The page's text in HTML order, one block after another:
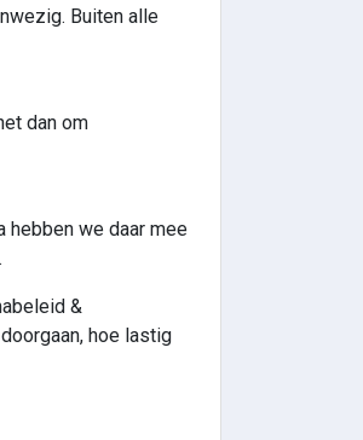
Buiten alle
dan om
hebben we daar mee
&
hoe lastig